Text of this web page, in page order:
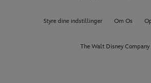
Styre dine indstillinger Om Os
The Walt Disney Company